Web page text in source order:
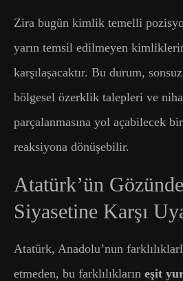
Zira bugün kimlik temelli
yarın temsil edilmeyen
karşılaşacaktır. Bu durum,
bölgesel özerklik talepleri ve
parçalanmasına yol açabilecek
reaksiyona dönüşebilir.
Atatürk’ün
Siyasetine Karşı
Atatürk, Anadolu’nun
etmeden, bu farklılıkların eşit